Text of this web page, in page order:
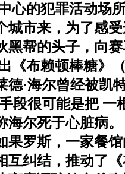
的犯罪活动场
市来，为了感
帮的头子，向
布赖顿棒糖》
·海尔曾经被凯
段很可能是把
尔死于心脏病
罗斯，一家餐
纠结，推动了